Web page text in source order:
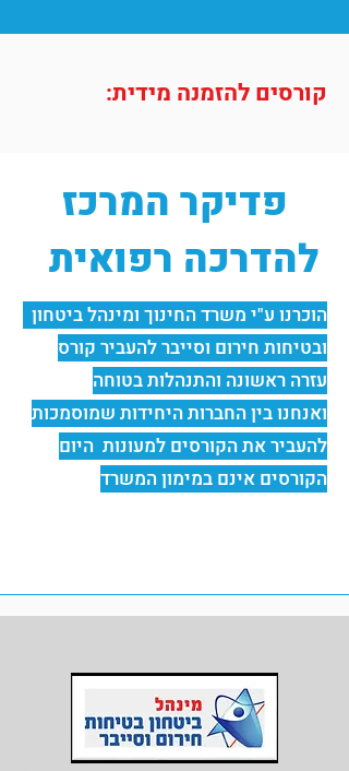
קורסים להזמנה מידית:
פדיקר המרכז
להדרכה רפואית
ובטיחות חירום וסייבר להעביר קורס
עזרה ראשונה והתנהלות בטוחה
ואנחנו בין החברות היחידות שמוסמכות
להעביר את הקורסים למעונות היום
הקורסים אינם במימון המשרד